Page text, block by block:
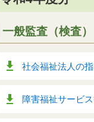
一般監査（検査）
社会福祉法人の
障害福祉サービ